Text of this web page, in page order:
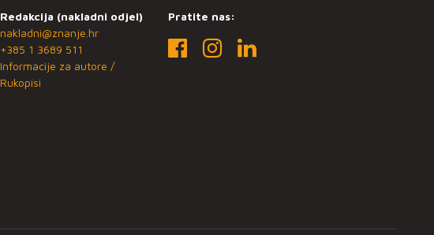
Redakcija (nakladni odjel)
nakladni@znanje.hr
+385 1 3689 511
Informacije za autore /
Rukopisi
Pratite nas: